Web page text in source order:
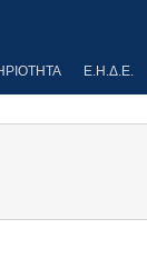
Ε.Η.Δ.Ε.